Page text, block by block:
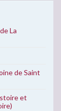
La
de Saint
et